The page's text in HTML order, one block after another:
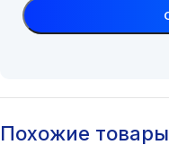
Похожие товары